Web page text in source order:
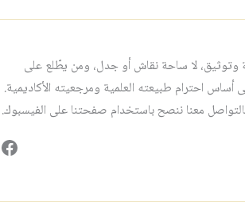
وتوثيق، لا ساحة نقاش أو جدل، ومن يطّلع على
أساس احترام طبيعته العلمية ومرجعيته الأكاديمية.
معنا ننصح باستخدام صفحتنا على الفيسبوك.